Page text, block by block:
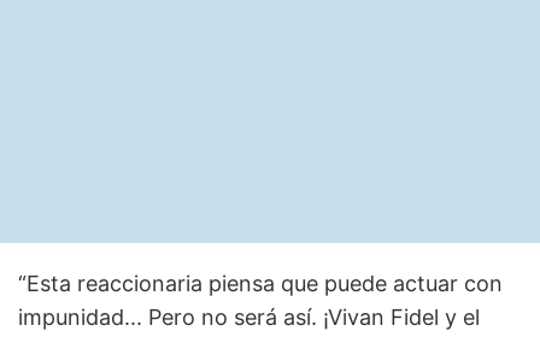
“Esta reaccionaria piensa que puede actuar con
impunidad... Pero no será así. ¡Vivan Fidel y el